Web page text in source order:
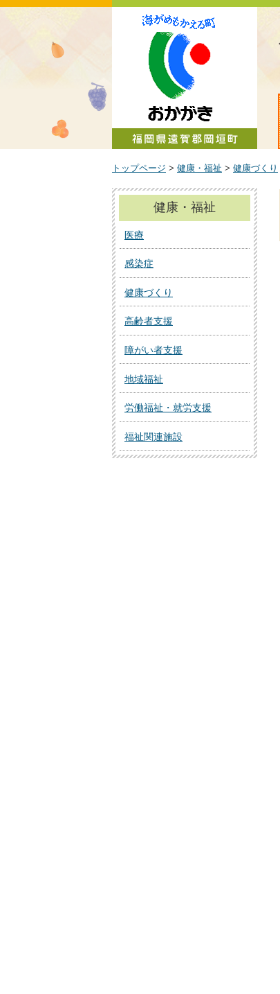
トップページ > 健康・福祉 > 健康づくり
健康・福祉
医療
感染症
健康づくり
高齢者支援
障がい者支援
地域福祉
労働福祉・就労支援
福祉関連施設